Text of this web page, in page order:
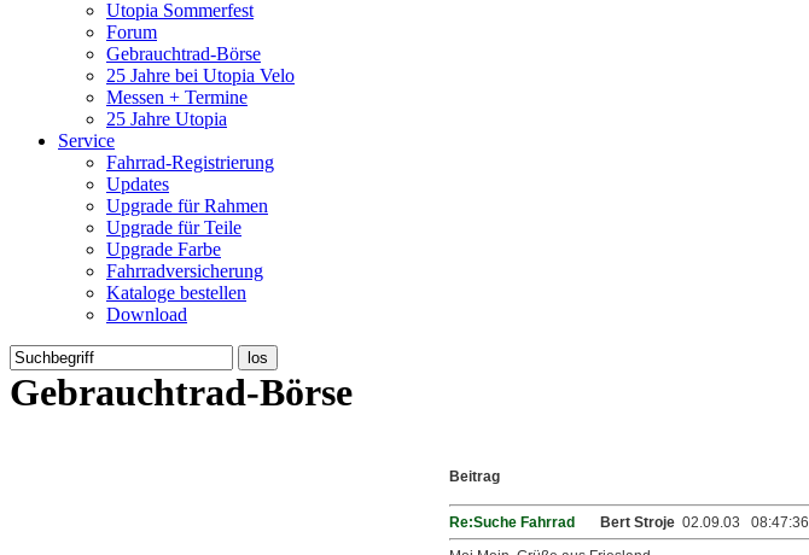
Utopia Sommerfest
Forum
Gebrauchtrad-Börse
25 Jahre bei Utopia Velo
Messen + Termine
25 Jahre Utopia
Service
Fahrrad-Registrierung
Updates
Upgrade für Rahmen
Upgrade für Teile
Upgrade Farbe
Fahrradversicherung
Kataloge bestellen
Download
Gebrauchtrad-Börse
Beitrag
Re:Suche Fahrrad Bert Stroje 02.09.03 08:47:36